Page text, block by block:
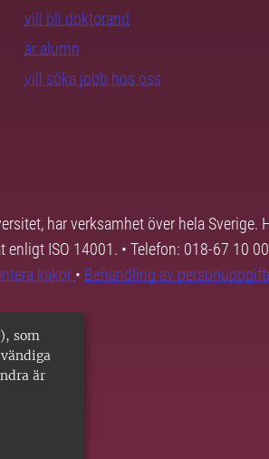
som
är
vill bli doktorand
är alumn
vill söka jobb hos oss
har verksamhet över hela Sverige.
enligt ISO 14001. • Telefon: 018-67 10
kakor • Behandling av